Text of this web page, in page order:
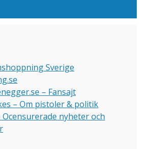
Sverige
– Fansajt
– Om pistoler & politik
Ocensurerade nyheter och